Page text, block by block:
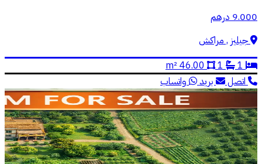
9.000 درهم
جيليز , مراكش
1
1
46.00 m²
اتصل
بريد واتساب